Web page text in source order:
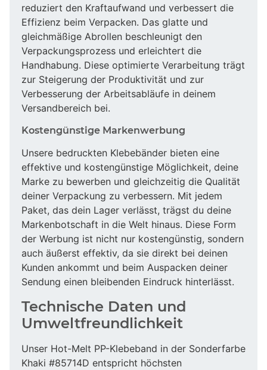
reduziert den Kraftaufwand und verbessert die
Effizienz beim Verpacken. Das glatte und
gleichmäßige Abrollen beschleunigt den
Verpackungsprozess und erleichtert die
Handhabung. Diese optimierte Verarbeitung trägt
zur Steigerung der Produktivität und zur
Verbesserung der Arbeitsabläufe in deinem
Versandbereich bei.
Kostengünstige Markenwerbung
Unsere bedruckten Klebebänder bieten eine
effektive und kostengünstige Möglichkeit, deine
Marke zu bewerben und gleichzeitig die Qualität
deiner Verpackung zu verbessern. Mit jedem
Paket, das dein Lager verlässt, trägst du deine
Markenbotschaft in die Welt hinaus. Diese Form
der Werbung ist nicht nur kostengünstig, sondern
auch äußerst effektiv, da sie direkt bei deinen
Kunden ankommt und beim Auspacken deiner
Sendung einen bleibenden Eindruck hinterlässt.
Technische Daten und
Umweltfreundlichkeit
Unser Hot-Melt PP-Klebeband in der Sonderfarbe
Khaki #85714D entspricht höchsten